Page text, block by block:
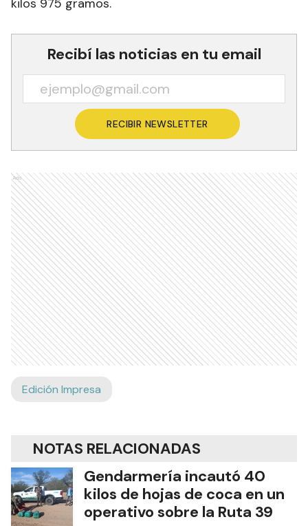
kilos 975 gramos.
Recibí las noticias en tu email
RECIBIR NEWSLETTER
Ads
Edición Impresa
NOTAS RELACIONADAS
Gendarmería incautó 40
kilos de hojas de coca en un
operativo sobre la Ruta 39